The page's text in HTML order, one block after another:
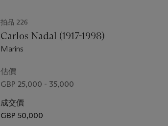
拍品 226
Carlos Nadal (1917-1998)
Marins
估價
GBP 25,000 - 35,000
成交價
GBP 50,000